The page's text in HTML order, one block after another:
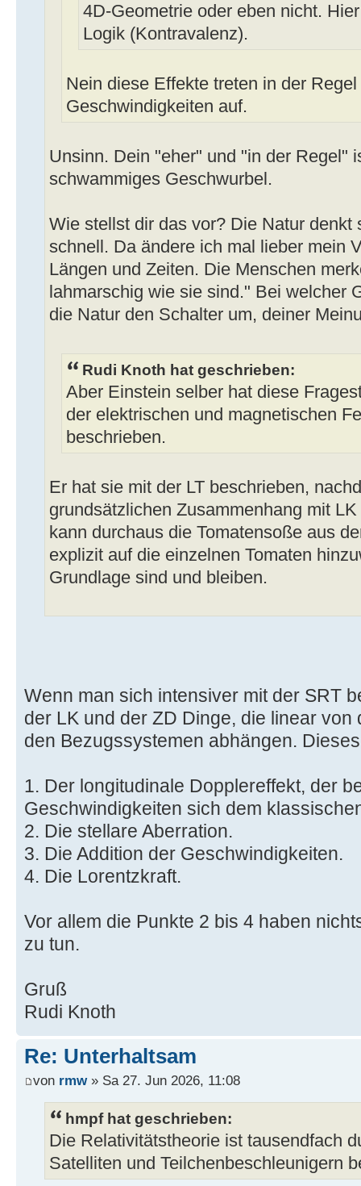
4D-Geometrie oder eben nicht.
Logik (Kontravalenz).
Nein diese Effekte treten in der
Geschwindigkeiten auf.
Unsinn. Dein "eher" und "in der Regel"
schwammiges Geschwurbel.
Wie stellst dir das vor? Die Natur denkt
schnell. Da ändere ich mal lieber mein
Längen und Zeiten. Die Menschen
lahmarschig wie sie sind." Bei welcher
die Natur den Schalter um, deiner
Rudi Knoth hat geschrieben:
Aber Einstein selber hat diese
der elektrischen und magnetischen
beschrieben.
Er hat sie mit der LT beschrieben,
grundsätzlichen Zusammenhang mit
kann durchaus die Tomatensoße aus
explizit auf die einzelnen Tomaten
Grundlage sind und bleiben.
Wenn man sich intensiver mit der SRT
der LK und der ZD Dinge, die linear
den Bezugssystemen abhängen.
1. Der longitudinale Dopplereffekt, der
Geschwindigkeiten sich dem
2. Die stellare Aberration.
3. Die Addition der Geschwindigkeiten.
4. Die Lorentzkraft.
Vor allem die Punkte 2 bis 4 haben
zu tun.
Gruß
Rudi Knoth
Re: Unterhaltsam
von rmw» Sa 27. Jun 2026, 11:08
hmpf hat geschrieben:
Die Relativitätstheorie ist tausendfach
Satelliten und Teilchenbeschleunigern